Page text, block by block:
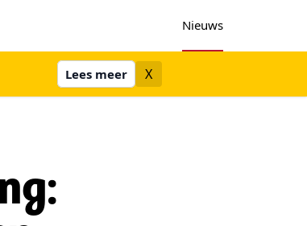
Nieuws
Lees meer X